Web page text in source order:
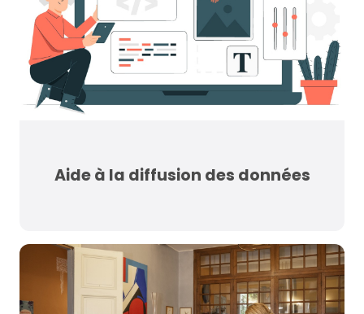
Aide à la diffusion des données